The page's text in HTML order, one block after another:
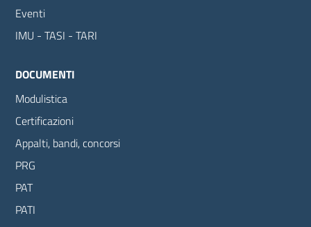
Eventi
IMU - TASI - TARI
DOCUMENTI
Modulistica
Certificazioni
Appalti, bandi, concorsi
PRG
PAT
PATI